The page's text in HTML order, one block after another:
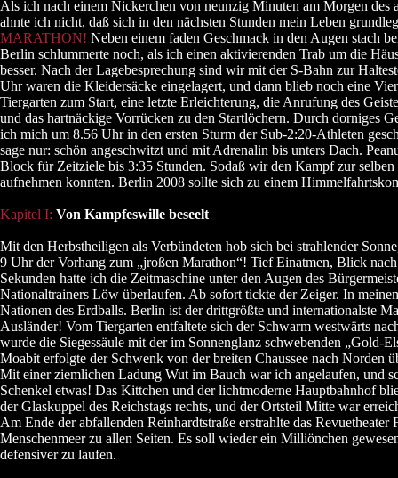
Als ich nach einem Nickerchen von neunzig Minuten am Morgen des
ahnte ich nicht, daß sich in den nächsten Stunden mein Leben
MARATHON! Neben einem faden Geschmack in den Augen stach
Berlin schlummerte noch, als ich einen aktivierenden Trab um die
besser. Nach der Lagebesprechung sind wir mit der S-Bahn zur
Uhr waren die Kleidersäcke eingelagert, und dann blieb noch eine
Tiergarten zum Start, eine letzte Erleichterung, die Anrufung des
und das hartnäckige Vorrücken zu den Startlöchern. Durch dorniges
ich mich um 8.56 Uhr in den ersten Sturm der Sub-2:20-Athleten
sage nur: schön angeschwitzt und mit Adrenalin bis unters Dach.
Block für Zeitziele bis 3:35 Stunden. Sodaß wir den Kampf zur
aufnehmen konnten. Berlin 2008 sollte sich zu einem
Kapitel I: Von Kampfeswille beseelt
Mit den Herbstheiligen als Verbündeten hob sich bei strahlender
9 Uhr der Vorhang zum „jroßen Marathon“! Tief Einatmen, Blick
Sekunden hatte ich die Zeitmaschine unter den Augen des
Nationaltrainers Löw überlaufen. Ab sofort tickte der Zeiger. In
Nationen des Erdballs. Berlin ist der drittgrößte und internationalste
Ausländer! Vom Tiergarten entfaltete sich der Schwarm westwärts
wurde die Siegessäule mit der im Sonnenglanz schwebenden „Gold-
Moabit erfolgte der Schwenk von der breiten Chaussee nach Norden
Mit einer ziemlichen Ladung Wut im Bauch war ich angelaufen, und
Schenkel etwas! Das Kittchen und der lichtmoderne Hauptbahnhof
der Glaskuppel des Reichstags rechts, und der Ortsteil Mitte war
Am Ende der abfallenden Reinhardtstraße erstrahlte das
Menschenmeer zu allen Seiten. Es soll wieder ein Milliönchen
defensiver zu laufen.